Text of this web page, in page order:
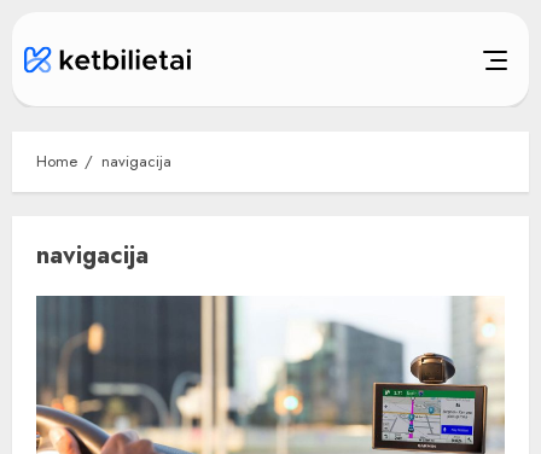
content
Home navigacija
navigacija